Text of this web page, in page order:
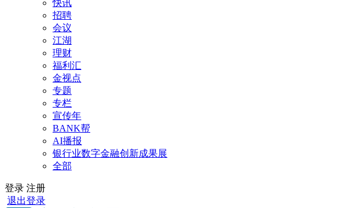
快讯
招聘
会议
江湖
理财
福利汇
金视点
专题
专栏
宣传年
BANK帮
AI播报
银行业数字金融创新成果展
全部
登录 注册
退出登录